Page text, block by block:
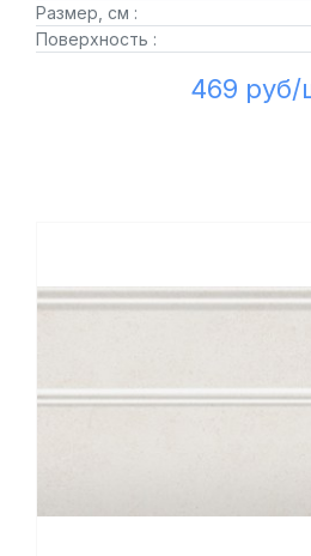
Размер, см :
Поверхность :
469 руб/